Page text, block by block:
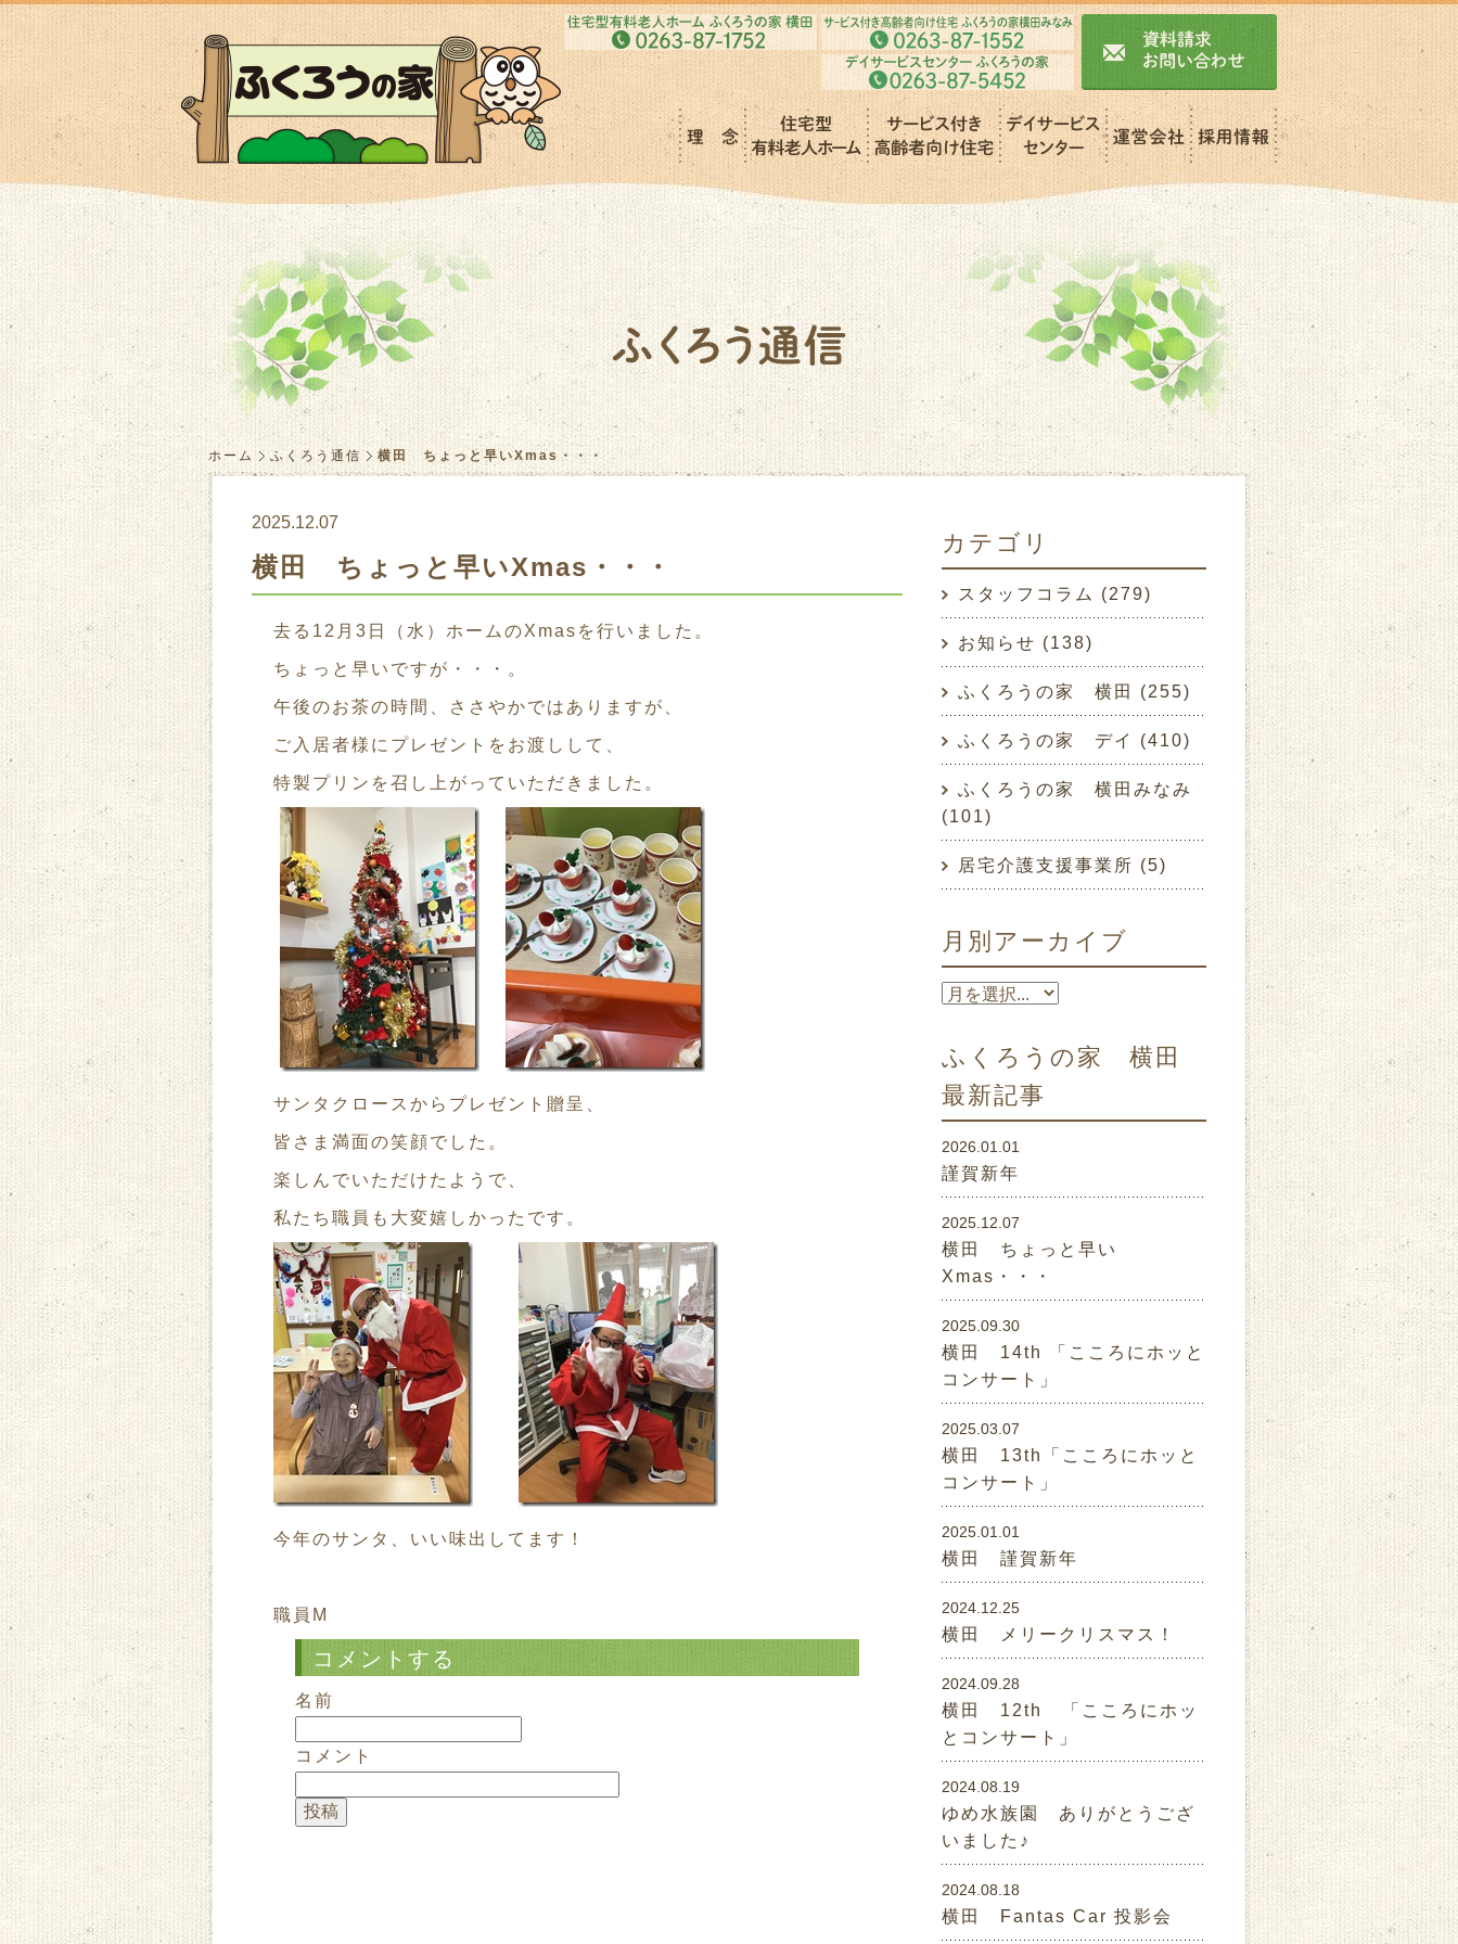
ホーム ふくろう通信 横田 ちょっと早いXmas・・・
2025.12.07
横田 ちょっと早いXmas・・・
去る12月3日（水）ホームのXmasを行いました。
ちょっと早いですが・・・。
午後のお茶の時間、ささやかではありますが、
ご入居者様にプレゼントをお渡しして、
特製プリンを召し上がっていただきました。
サンタクロースからプレゼント贈呈、
皆さま満面の笑顔でした。
楽しんでいただけたようで、
私たち職員も大変嬉しかったです。
今年のサンタ、いい味出してます！
職員M
コメントする
名前
コメント
カテゴリ
スタッフコラム (279)
お知らせ (138)
ふくろうの家 横田 (255)
ふくろうの家 デイ (410)
ふくろうの家 横田みなみ
(101)
居宅介護支援事業所 (5)
月別アーカイブ
ふくろうの家 横田
最新記事
2026.01.01
謹賀新年
2025.12.07
横田 ちょっと早い
Xmas・・・
2025.09.30
横田 14th 「こころにホッと
コンサート」
2025.03.07
横田 13th「こころにホッと
コンサート」
2025.01.01
横田 謹賀新年
2024.12.25
横田 メリークリスマス！
2024.09.28
横田 12th 「こころにホッ
とコンサート」
2024.08.19
ゆめ水族園 ありがとうござ
いました♪
2024.08.18
横田 Fantas Car 投影会